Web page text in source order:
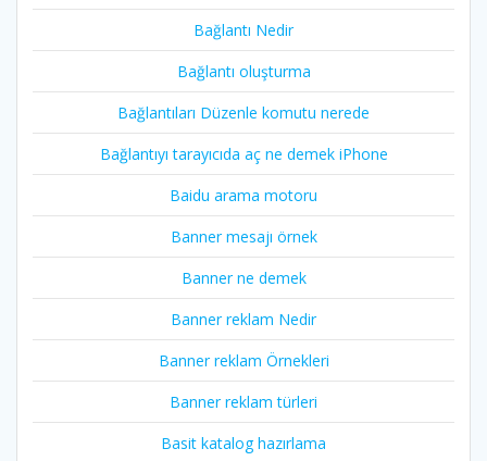
Bağlantı Nedir
Bağlantı oluşturma
Bağlantıları Düzenle komutu nerede
Bağlantıyı tarayıcıda aç ne demek iPhone
Baidu arama motoru
Banner mesajı örnek
Banner ne demek
Banner reklam Nedir
Banner reklam Örnekleri
Banner reklam türleri
Basit katalog hazırlama